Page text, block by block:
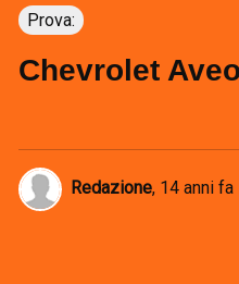
Prova:
Chevrolet
Redazione, 14 anni fa